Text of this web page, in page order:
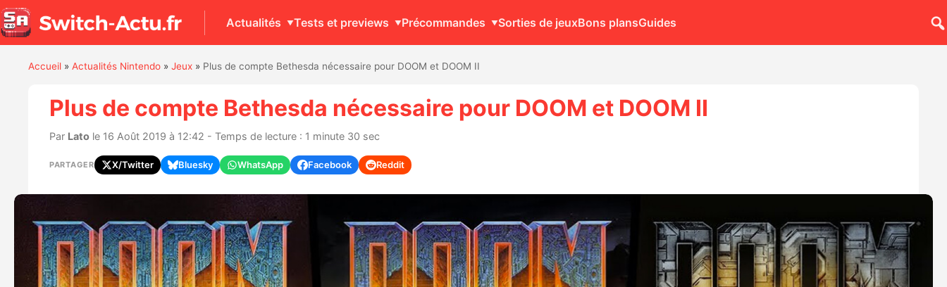
Actualités Tests et previews Précommandes Sorties de jeuxBons plansGuides
Accueil» Actualités Nintendo» Jeux» Plus de compte Bethesda nécessaire pour DOOM et DOOM II
Plus de compte Bethesda nécessaire pour DOOM et DOOM II
Par Latole 16 Août 2019 à 12:42 - Temps de lecture : 1 minute 30 sec
PARTAGER X/Twitter Bluesky WhatsApp Facebook Reddit